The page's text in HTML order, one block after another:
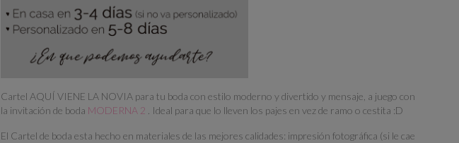
Cartel AQUÍ VIENE LA NOVIA para tu boda con estilo moderno y divertido y mensaje, a juego con
la invitación de boda MODERNA 2 . Ideal para que lo lleven los pajes en vez de ramo o cestita :D
El Cartel de boda esta hecho en materiales de las mejores calidades: impresión fotográfica (si le cae